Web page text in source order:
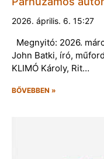
2026. április. 6. 15:27
Megnyitó: 2026.
John Batki, író,
KLIMÓ Károly, Rit…
BŐVEBBEN »